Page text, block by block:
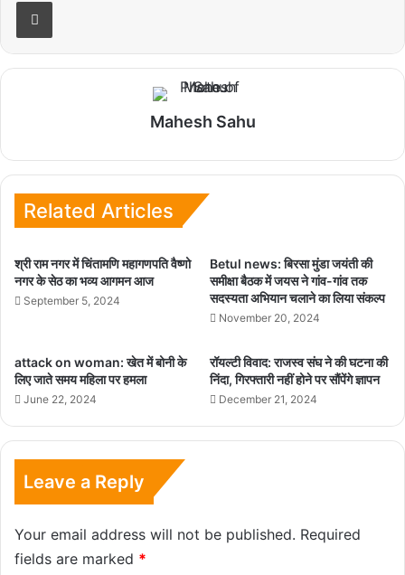
Mahesh Sahu
Related Articles
श्री राम नगर में चिंतामणि महागणपति वैष्णो
नगर के सेठ का भव्य आगमन आज
September 5, 2024
Betul news: बिरसा मुंडा जयंती की
समीक्षा बैठक में जयस ने गांव-गांव तक
सदस्यता अभियान चलाने का लिया संकल्प
November 20, 2024
attack on woman: खेत में बोनी के
लिए जाते समय महिला पर हमला
June 22, 2024
रॉयल्टी विवाद: राजस्व संघ ने की घटना की
निंदा, गिरफ्तारी नहीं होने पर सौंपेंगे ज्ञापन
December 21, 2024
Leave a Reply
Your email address will not be published. Required
fields are marked *